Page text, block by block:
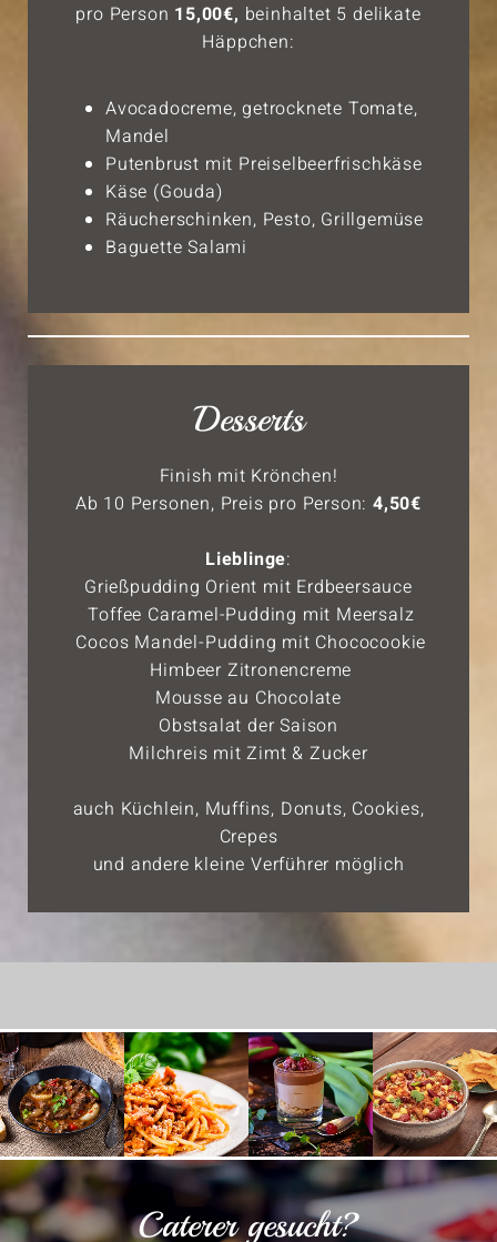
pro Person 15,00€, beinhaltet 5 delikate
Häppchen:
Avocadocreme, getrocknete Tomate,
Mandel
Putenbrust mit Preiselbeerfrischkäse
Käse (Gouda)
Räucherschinken, Pesto, Grillgemüse
Baguette Salami
Desserts
Finish mit Krönchen!
Ab 10 Personen, Preis pro Person:4,50€
Lieblinge:
Grießpudding Orient mit Erdbeersauce
Toffee Caramel-Pudding mit Meersalz
Cocos Mandel-Pudding mit Chococookie
Himbeer Zitronencreme
Mousse au Chocolate
Obstsalat der Saison
Milchreis mit Zimt & Zucker
auch Küchlein, Muffins, Donuts, Cookies,
Crepes
und andere kleine Verführer möglich
Caterer gesucht?